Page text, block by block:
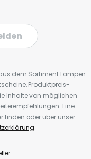
dem Sortiment Lampen
Produktpreis-
Inhalte von möglichen
Eine
finden oder über unser
.
.